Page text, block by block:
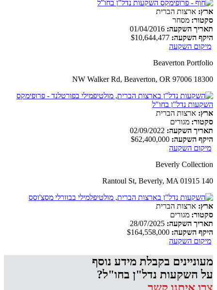
ארץ: ארצות הברית
סקטור: מסחר
תאריך השקעה:
היקף השקעה:
מיקום השקעה
Beaverton Portfolio
18300 NW Walker Rd, Beaverton, OR 97006
ארץ: ארצות הברית
סקטור: מגורים
תאריך השקעה:
היקף השקעה:
מיקום השקעה
Beverly Collection
140 Rantoul St, Beverly, MA 01915
ארץ: ארצות הברית
סקטור: מגורים
תאריך השקעה:
היקף השקעה:
מיקום השקעה
מעוניינים בקבלת מידע נוסף
על השקעות נדל"ן בחו"ל?